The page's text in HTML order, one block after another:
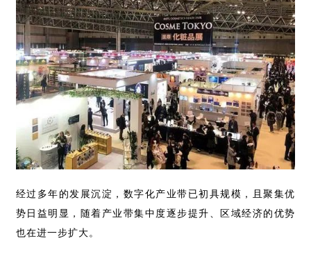
经过多年的发展沉淀，数字化产业带已初具规模，且聚集优
势日益明显，随着产业带集中度逐步提升、区域经济的优势
也在进一步扩大。